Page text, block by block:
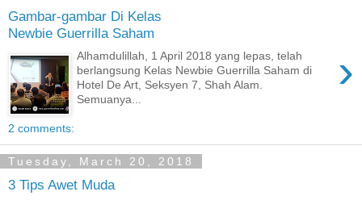
Gambar-gambar Di Kelas
Newbie Guerrilla Saham
›
Alhamdulillah, 1 April 2018 yang lepas, telah
berlangsung Kelas Newbie Guerrilla Saham di
Hotel De Art, Seksyen 7, Shah Alam.
Semuanya...
2 comments:
Tuesday, March 20, 2018
3 Tips Awet Muda